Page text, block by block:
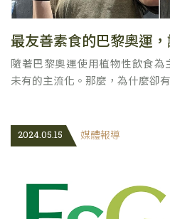
隨著巴黎奧運使用植物性飲食
未有的主流化。那麼，為什麼卻
2024.05.15 媒體報導